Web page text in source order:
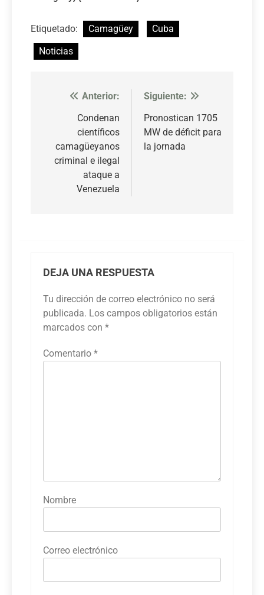
Etiquetado: Camagüey
Cuba
Noticias
Navegación
entradas
Anterior:
Condenan
científicos
camagüeyanos
criminal e ilegal
ataque a
Venezuela
Siguiente:
Pronostican 1705
MW de déficit para
la jornada
DEJA UNA RESPUESTA
Tu dirección de correo electrónico no será
publicada. Los campos obligatorios están
marcados con *
Comentario *
Nombre
Correo electrónico